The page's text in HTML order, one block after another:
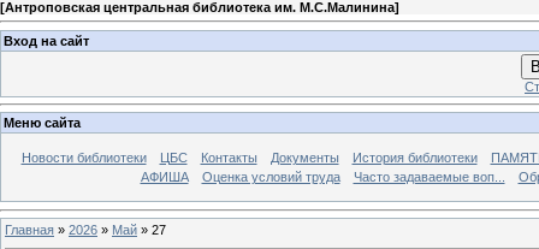
[Антроповская центральная библиотека им. М.С.Малинина]
Вход на сайт
Меню сайта
Новости библиотеки ЦБС Контакты Документы История библиотеки
АФИША
Оценка условий труда Часто задаваемые воп...
Главная » 2026 » Май » 27